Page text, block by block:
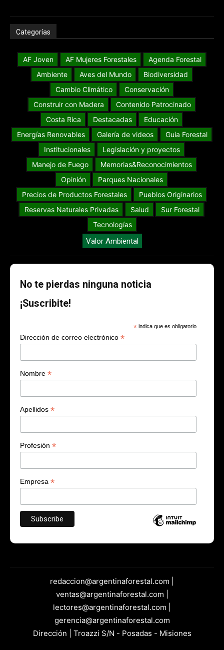
Categorías
AF Joven AF Mujeres Forestales
Agenda Forestal
Ambiente
Aves del Mundo
Biodiversidad
Cambio Climático
Conservación
Construir con Madera
Contenido Patrocinado
Costa Rica
Destacadas
Educación
Energías Renovables
Galería de videos
Guia Forestal
Institucionales
Legislación y proyectos
Manejo de Fuego
Memorias&Reconocimientos
Opinión
Parques Nacionales
Precios de Productos Forestales
Pueblos Originarios
Reservas Naturales Privadas
Salud
Sur Forestal
Tecnologías
Valor Ambiental
No te pierdas ninguna noticia
¡Suscribite!
* indica que es obligatorio
Dirección de correo electrónico *
Nombre *
Apellidos *
Profesión *
Empresa *
redaccion@argentinaforestal.com |
ventas@argentinaforestal.com |
lectores@argentinaforestal.com |
gerencia@argentinaforestal.com
Dirección | Troazzi S/N - Posadas - Misiones